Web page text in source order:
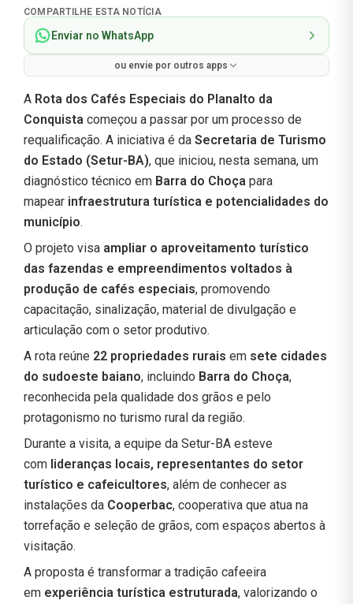
COMPARTILHE ESTA NOTÍCIA
Enviar no WhatsApp
ou envie por outros apps
A Rota dos Cafés Especiais do Planalto da
Conquista começou a passar por um processo de
requalificação. A iniciativa é da Secretaria de Turismo
do Estado (Setur-BA), que iniciou, nesta semana, um
diagnóstico técnico em Barra do Choça para
mapear infraestrutura turística e potencialidades do
município.
O projeto visa ampliar o aproveitamento turístico
das fazendas e empreendimentos voltados à
produção de cafés especiais, promovendo
capacitação, sinalização, material de divulgação e
articulação com o setor produtivo.
A rota reúne 22 propriedades rurais em sete cidades
do sudoeste baiano, incluindo Barra do Choça,
reconhecida pela qualidade dos grãos e pelo
protagonismo no turismo rural da região.
Durante a visita, a equipe da Setur-BA esteve
com lideranças locais, representantes do setor
turístico e cafeicultores, além de conhecer as
instalações da Cooperbac, cooperativa que atua na
torrefação e seleção de grãos, com espaços abertos à
visitação.
A proposta é transformar a tradição cafeeira
em experiência turística estruturada, valorizando o